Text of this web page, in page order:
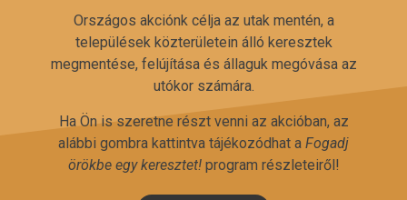
Országos akciónk célja az utak mentén, a
települések közterületein álló keresztek
megmentése, felújítása és állaguk megóvása az
utókor számára.
Ha Ön is szeretne részt venni az akcióban, az
alábbi gombra kattintva tájékozódhat a Fogadj
örökbe egy keresztet!program részleteiről!